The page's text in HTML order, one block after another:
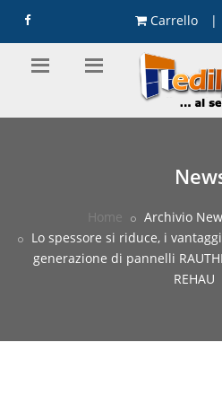
Carrello |
Home Archivio
Lo spessore si riduce, i
generazione di pannelli
REHAU